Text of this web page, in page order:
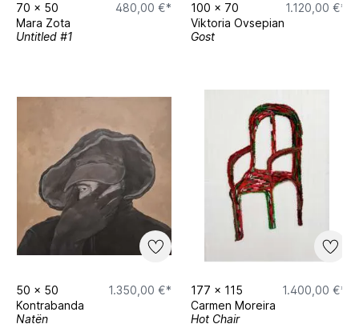
70 x 50
480,00 €*
Mara Zota
Untitled #1
100 x 70
1.120,00 €*
Viktoria Ovsepian
Gost
50 x 50
1.350,00 €*
Kontrabanda
Natën
177 x 115
1.400,00 €*
Carmen Moreira
Hot Chair